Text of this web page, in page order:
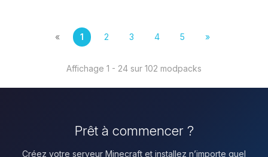
« 1 2 3 4 5 »
Affichage 1 - 24 sur 102 modpacks
Prêt à commencer ?
Créez votre serveur Minecraft et installez n’importe quel